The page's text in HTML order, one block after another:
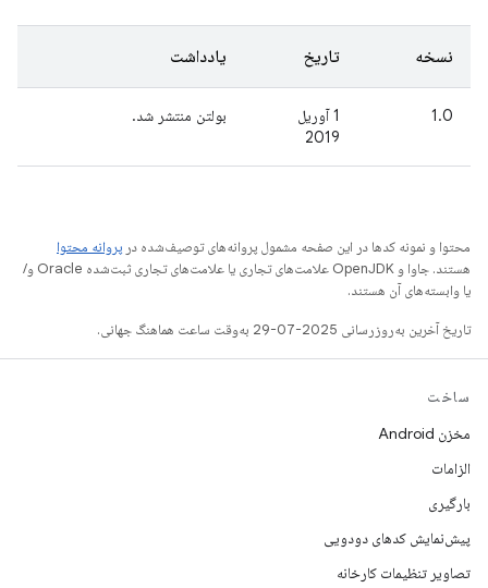
نسخه تاریخ یادداشت
1.0
1 آوریل
2019
بولتن منتشر شد.
محتوا و نمونه کدها در این صفحه مشمول پروانه‌های توصیف‌شده در پروانه محتوا
هستند. جاوا و OpenJDK علامت‌های تجاری یا علامت‌های تجاری ثبت‌شده Oracle و/
یا وابسته‌های آن هستند.
تاریخ آخرین به‌روزرسانی 2025-07-29 به‌وقت ساعت هماهنگ جهانی.
ساخت
مخزن Android
الزامات
بارگیری
پیش‌نمایش کدهای دودویی
تصاویر تنظیمات کارخانه